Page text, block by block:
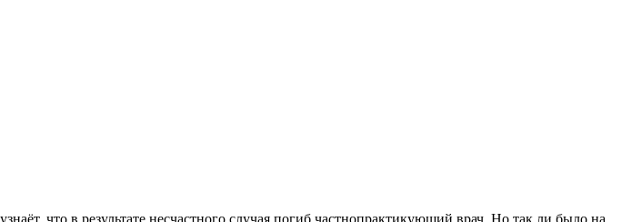
что в результате несчастного случая погиб частнопрактикующий врач. Но так ли было на